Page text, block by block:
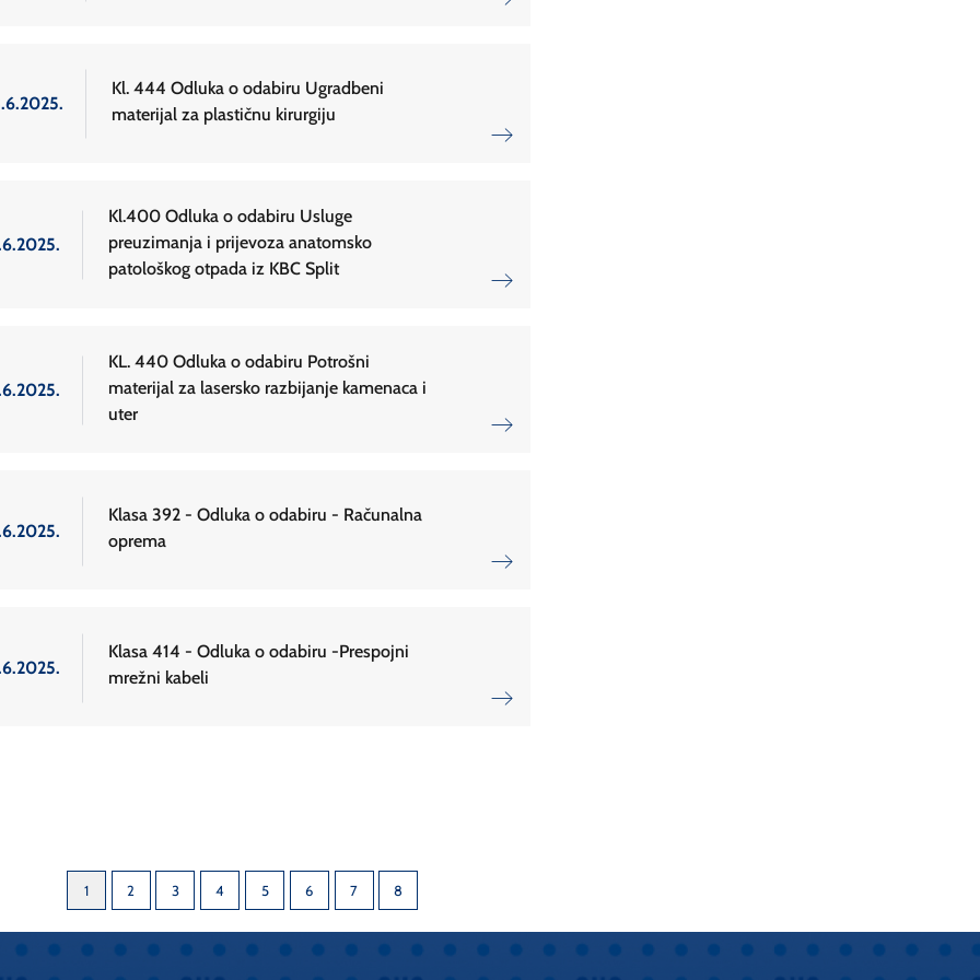
Kl. 444 Odluka o odabiru Ugradbeni
materijal za plastičnu kirurgiju
Kl.400 Odluka o odabiru Usluge
preuzimanja i prijevoza anatomsko
patološkog otpada iz KBC Split
KL. 440 Odluka o odabiru Potrošni
materijal za lasersko razbijanje kamenaca i
uter
Klasa 392 - Odluka o odabiru - Računalna
oprema
Klasa 414 - Odluka o odabiru -Prespojni
mrežni kabeli
1 2 3 4 5 6 7 8